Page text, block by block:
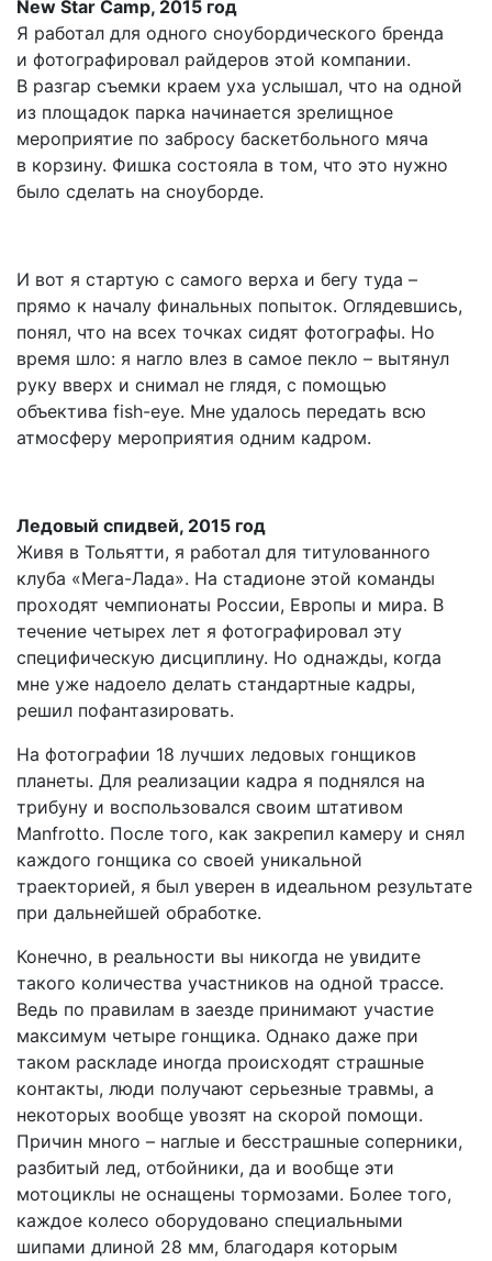
New Star Camp, 2015 год
Я работал для одного сноубордического бренда
и фотографировал райдеров этой компании.
В разгар съемки краем уха услышал, что на одной
из площадок парка начинается зрелищное
мероприятие по забросу баскетбольного мяча
в корзину. Фишка состояла в том, что это нужно
было сделать на сноуборде.
И вот я стартую с самого верха и бегу туда –
прямо к началу финальных попыток. Оглядевшись,
понял, что на всех точках сидят фотографы. Но
время шло: я нагло влез в самое пекло – вытянул
руку вверх и снимал не глядя, с помощью
объектива fish-eye. Мне удалось передать всю
атмосферу мероприятия одним кадром.
Ледовый спидвей, 2015 год
Живя в Тольятти, я работал для титулованного
клуба «Мега-Лада». На стадионе этой команды
проходят чемпионаты России, Европы и мира. В
течение четырех лет я фотографировал эту
специфическую дисциплину. Но однажды, когда
мне уже надоело делать стандартные кадры,
решил пофантазировать.
На фотографии 18 лучших ледовых гонщиков
планеты. Для реализации кадра я поднялся на
трибуну и воспользовался своим штативом
Manfrotto. После того, как закрепил камеру и снял
каждого гонщика со своей уникальной
траекторией, я был уверен в идеальном результате
при дальнейшей обработке.
Конечно, в реальности вы никогда не увидите
такого количества участников на одной трассе.
Ведь по правилам в заезде принимают участие
максимум четыре гонщика. Однако даже при
таком раскладе иногда происходят страшные
контакты, люди получают серьезные травмы, а
некоторых вообще увозят на скорой помощи.
Причин много – наглые и бесстрашные соперники,
разбитый лед, отбойники, да и вообще эти
мотоциклы не оснащены тормозами. Более того,
каждое колесо оборудовано специальными
шипами длиной 28 мм, благодаря которым